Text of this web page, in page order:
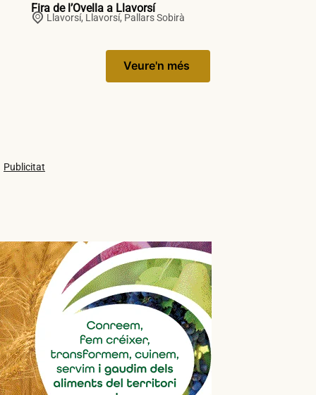
Fira de l’Ovella a Llavorsí
Llavorsí, Llavorsí, Pallars Sobirà
Veure'n més
Publicitat